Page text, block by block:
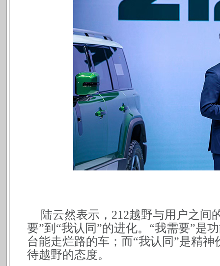
陆云然表示，212越野与用户之间
要”到“我认同”的进化。“我需要”
台能走烂路的车；而“我认同”是精
待越野的态度。